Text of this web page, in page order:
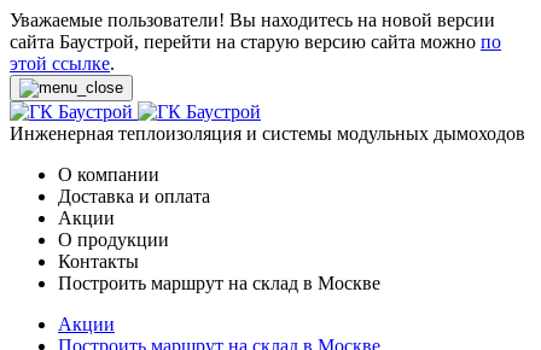
Уважаемые пользователи! Вы находитесь на новой версии
сайта Баустрой, перейти на старую версию сайта можно по
этой ссылке.
Инженерная теплоизоляция и системы модульных дымоходов
О компании
Доставка и оплата
Акции
О продукции
Контакты
Построить маршрут на склад в Москве
Акции
Построить маршрут на склад в Москве